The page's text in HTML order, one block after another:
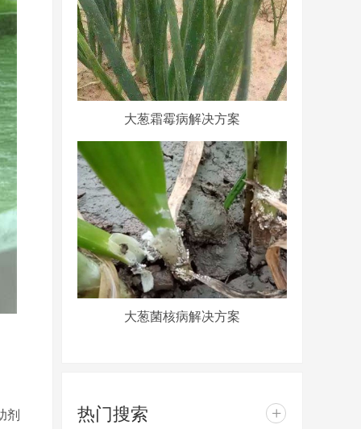
剂
大葱霜霉病解决方案
大葱菌核病解决方案
热门搜索 +